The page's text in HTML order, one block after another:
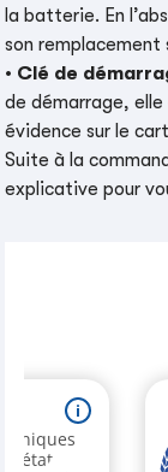
la batterie. En
son
• Clé de
de démarrage,
évidence sur le
Suite à la
explicative pour